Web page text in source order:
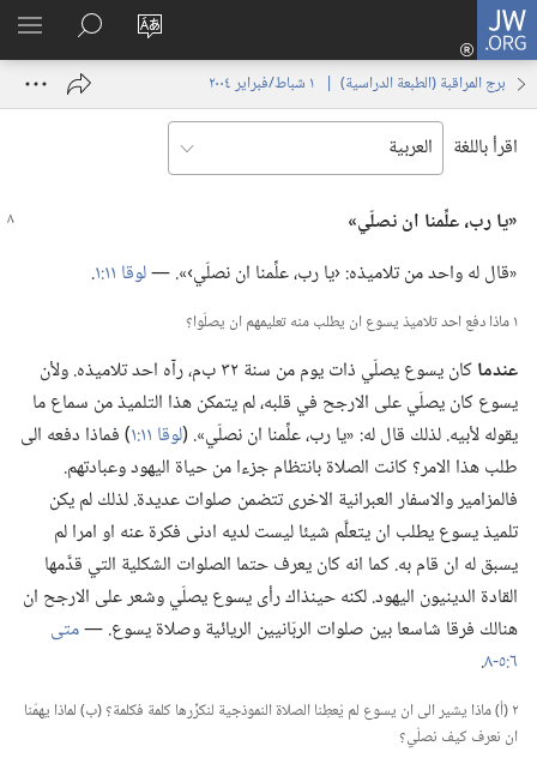
JW.ORG
تغيير
الموقع
تسجيل
الدخول
نافذة
البحث
في
JW.‎ORG
برج المراقبة (‏الطبعة الدراسية)‏ | ‏‎ ١‏ ‏‎شباط/فبراير‏ ‎٢٠٠٤
اقرأ باللغة
‏«يا رب،‏ علِّمنا ان نصلّي»‏
‏«قال له واحد من تلاميذه:‏ ‹يا رب،‏ علِّمنا ان نصلّي›».‏ —‏لوقا ١١:‏١ ‏.‏
١ ماذا دفع احد تلاميذ يسوع ان يطلب منه تعليمهم ان يصلّوا؟‏
عندما
كان يسوع يصلّي ذات يوم من سنة ٣٢ ب‌م،‏ رآه احد تلاميذه.‏ ولأن
يسوع كان يصلّي على الارجح في قلبه،‏ لم يتمكن هذا التلميذ من سماع ما
يقوله لأبيه.‏ لذلك قال له:‏ «يا رب،‏ علِّمنا ان نصلّي».‏ (‏لوقا ١١:‏١
‏)‏ فماذا دفعه الى
طلب هذا الامر؟‏ كانت الصلاة بانتظام جزءا من حياة اليهود وعبادتهم.‏
فالمزامير والاسفار العبرانية الاخرى تتضمن صلوات عديدة.‏ لذلك لم يكن
تلميذ يسوع يطلب ان يتعلَّم شيئا ليست لديه ادنى فكرة عنه او امرا لم
يسبق له ان قام به.‏ كما انه كان يعرف حتما الصلوات الشكلية التي قدَّمها
القادة الدينيون اليهود.‏ لكنه حينذاك رأى يسوع يصلّي وشعر على الارجح ان
هنالك فرقا شاسعا بين صلوات الربّانيين الريائية وصلاة يسوع.‏ —‏متى
٦:‏٥-‏٨
‏.‏
٢ (‏أ)‏ ماذا يشير الى ان يسوع لم يُعطِنا الصلاة النموذجية لنكرِّرها كلمة فكلمة؟‏ (‏ب)‏ لماذا يهمّنا
ان نعرف كيف نصلّي؟‏